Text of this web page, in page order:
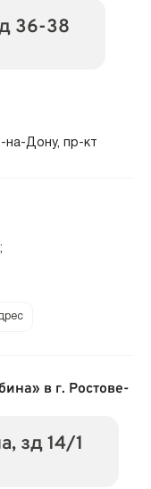
36-38
на-Дону, пр-кт
в г. Ростове-
зд 14/1